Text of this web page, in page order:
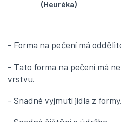
(Heuréka)
- Forma na pečení má
- Tato forma na pečení má
vrstvu.
- Snadné vyjmutí jídla z formy.